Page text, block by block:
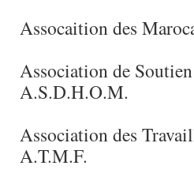
Assocaition des
Association de
A.S.D.H.O.M.
Association des
A.T.M.F.